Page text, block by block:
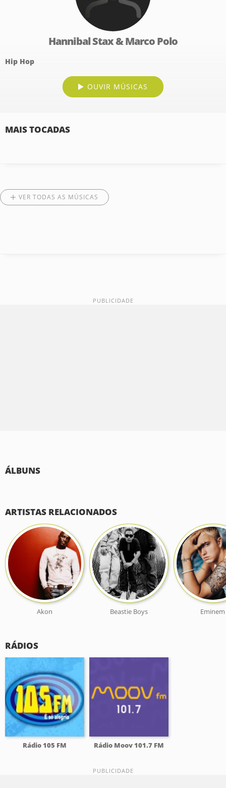
Hannibal Stax & Marco Polo
Hip Hop
OUVIR MÚSICAS
MAIS TOCADAS
VER TODAS AS MÚSICAS
ÁLBUNS
ARTISTAS RELACIONADOS
Akon Beastie Boys Eminem
RÁDIOS
Rádio 105 FM Rádio Moov 101.7 FM